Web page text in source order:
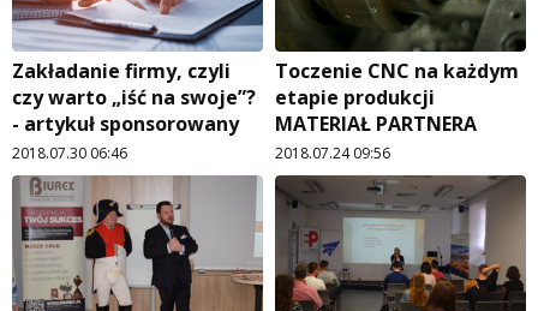
Zakładanie firmy, czyli
czy warto „iść na swoje”?
- artykuł sponsorowany
2018.07.30 06:46
Toczenie CNC na każdym
etapie produkcji
MATERIAŁ PARTNERA
2018.07.24 09:56